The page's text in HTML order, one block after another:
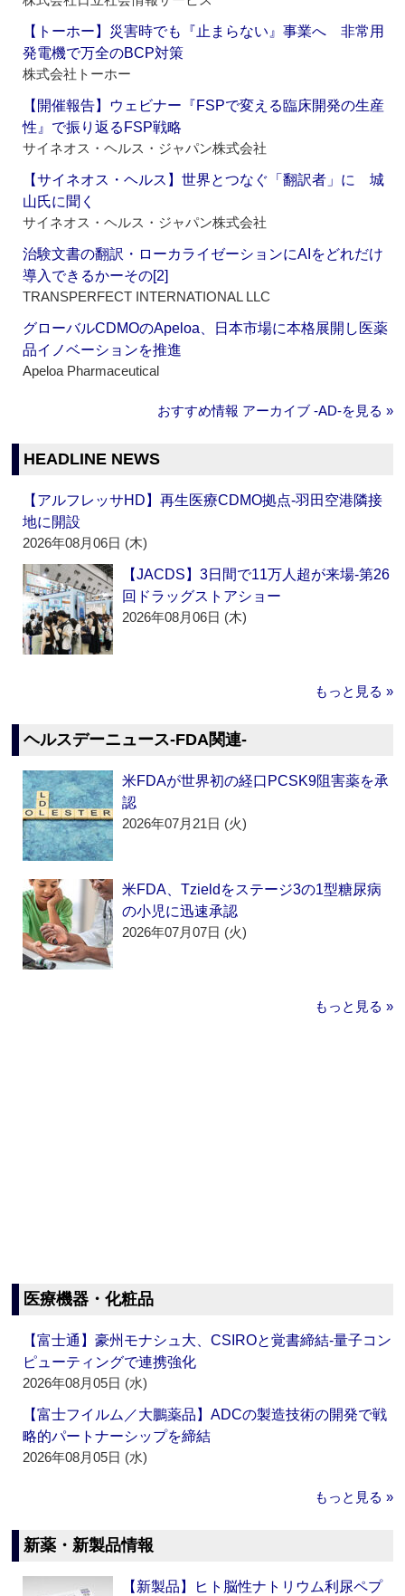
【トーホー】災害時でも『止まらない』事業へ 非常用
発電機で万全のBCP対策
株式会社トーホー
【開催報告】ウェビナー『FSPで変える臨床開発の生産
性』で振り返るFSP戦略
サイネオス・ヘルス・ジャパン株式会社
【サイネオス・ヘルス】世界とつなぐ「翻訳者」に 城
山氏に聞く
サイネオス・ヘルス・ジャパン株式会社
治験文書の翻訳・ローカライゼーションにAIをどれだけ
導入できるかーその[2]
TRANSPERFECT INTERNATIONAL LLC
グローバルCDMOのApeloa、日本市場に本格展開し医薬
品イノベーションを推進
Apeloa Pharmaceutical
おすすめ情報 アーカイブ ‐AD‐を見る »
HEADLINE NEWS
【アルフレッサHD】再生医療CDMO拠点‐羽田空港隣接
地に開設
2026年08月06日 (木)
【JACDS】3日間で11万人超が来場‐第26
回ドラッグストアショー
2026年08月06日 (木)
もっと見る »
ヘルスデーニュース‐FDA関連‐
米FDAが世界初の経口PCSK9阻害薬を承
認
2026年07月21日 (火)
米FDA、Tzieldをステージ3の1型糖尿病
の小児に迅速承認
2026年07月07日 (火)
もっと見る »
医療機器・化粧品
【富士通】豪州モナシュ大、CSIROと覚書締結‐量子コン
ピューティングで連携強化
2026年08月05日 (水)
【富士フイルム／大鵬薬品】ADCの製造技術の開発で戦
略的パートナーシップを締結
2026年08月05日 (水)
もっと見る »
新薬・新製品情報
【新製品】ヒト脳性ナトリウム利尿ペプ